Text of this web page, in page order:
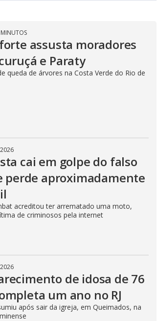
assusta moradores
e Paraty
queda de árvores na Costa Verde do Rio de
cai em golpe do falso
perde aproximadamente
acreditou ter arrematado uma moto,
de criminosos pela internet
de idosa de 76
um ano no RJ
após sair da igreja, em Queimados, na